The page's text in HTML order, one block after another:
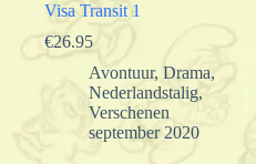
Visa Transit 1
€26.95
Avontuur, Drama,
Nederlandstalig,
Verschenen
september 2020